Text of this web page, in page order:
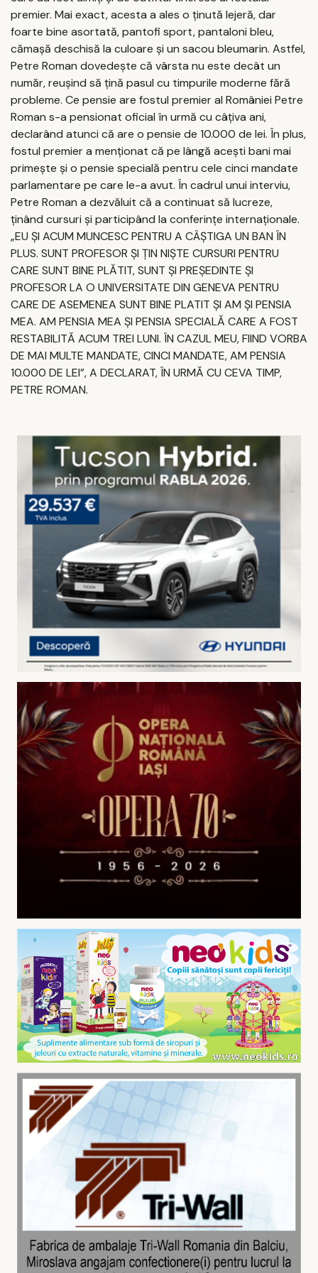
premier. Mai exact, acesta a ales o ținută lejeră, dar
foarte bine asortată, pantofi sport, pantaloni bleu,
cămașă deschisă la culoare și un sacou bleumarin. Astfel,
Petre Roman dovedește că vârsta nu este decât un
număr, reușind să țină pasul cu timpurile moderne fără
probleme. Ce pensie are fostul premier al României Petre
Roman s-a pensionat oficial în urmă cu câțiva ani,
declarând atunci că are o pensie de 10.000 de lei. În plus,
fostul premier a menționat că pe lângă acești bani mai
primește și o pensie specială pentru cele cinci mandate
parlamentare pe care le-a avut. În cadrul unui interviu,
Petre Roman a dezvăluit că a continuat să lucreze,
ținând cursuri și participând la conferințe internaționale.
„EU ŞI ACUM MUNCESC PENTRU A CÂŞTIGA UN BAN ÎN
PLUS. SUNT PROFESOR ŞI ŢIN NIŞTE CURSURI PENTRU
CARE SUNT BINE PLĂTIT, SUNT ŞI PREŞEDINTE ŞI
PROFESOR LA O UNIVERSITATE DIN GENEVA PENTRU
CARE DE ASEMENEA SUNT BINE PLATIT ŞI AM ŞI PENSIA
MEA. AM PENSIA MEA ŞI PENSIA SPECIALĂ CARE A FOST
RESTABILITĂ ACUM TREI LUNI. ÎN CAZUL MEU, FIIND VORBA
DE MAI MULTE MANDATE, CINCI MANDATE, AM PENSIA
10.000 DE LEI”, A DECLARAT, ÎN URMĂ CU CEVA TIMP,
PETRE ROMAN.